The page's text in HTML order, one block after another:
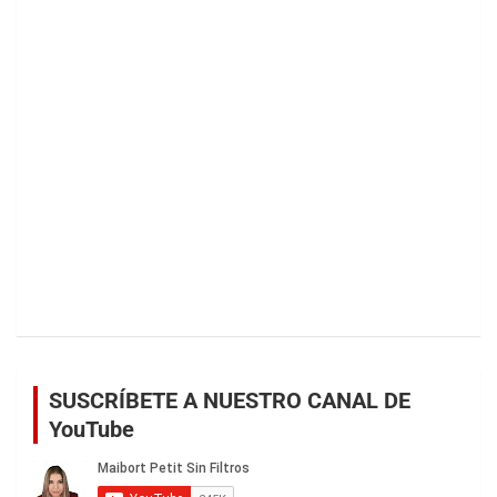
SUSCRÍBETE A NUESTRO CANAL DE
YouTube